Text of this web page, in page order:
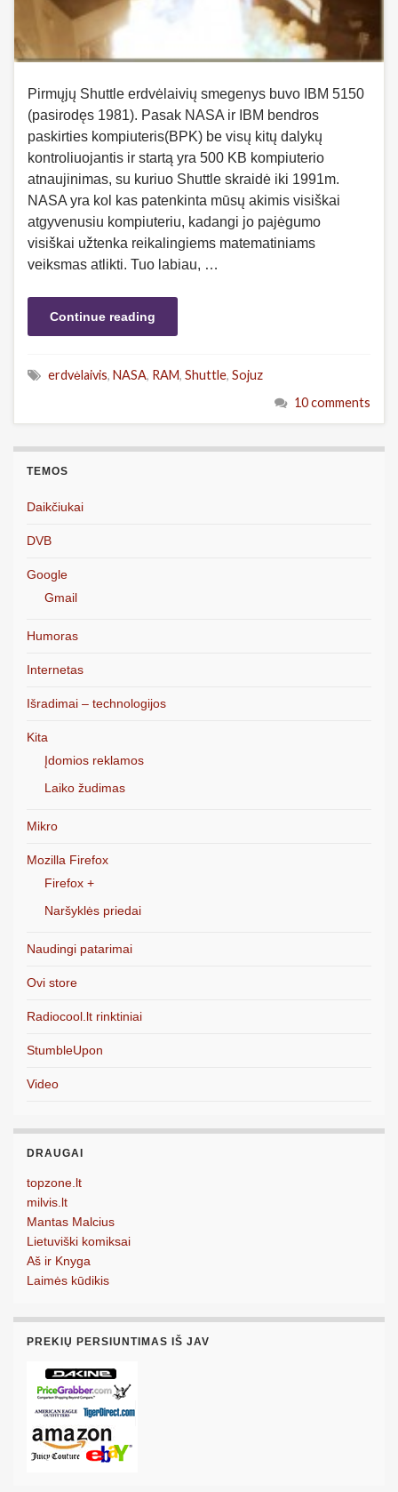
Pirmųjų Shuttle erdvėlaivių smegenys buvo IBM 5150
(pasirodęs 1981). Pasak NASA ir IBM bendros
paskirties kompiuteris(BPK) be visų kitų dalykų
kontroliuojantis ir startą yra 500 KB kompiuterio
atnaujinimas, su kuriuo Shuttle skraidė iki 1991m.
NASA yra kol kas patenkinta mūsų akimis visiškai
atgyvenusiu kompiuteriu, kadangi jo pajėgumo
visiškai užtenka reikalingiems matematiniams
veiksmas atlikti. Tuo labiau, …
Continue reading
erdvėlaivis, NASA, RAM, Shuttle, Sojuz
10 comments
TEMOS
Daikčiukai
DVB
Google
Gmail
Humoras
Internetas
Išradimai – technologijos
Kita
Įdomios reklamos
Laiko žudimas
Mikro
Mozilla Firefox
Firefox +
Naršyklės priedai
Naudingi patarimai
Ovi store
Radiocool.lt rinktiniai
StumbleUpon
Video
DRAUGAI
topzone.lt
milvis.lt
Mantas Malcius
Lietuviški komiksai
Aš ir Knyga
Laimės kūdikis
PREKIŲ PERSIUNTIMAS IŠ JAV